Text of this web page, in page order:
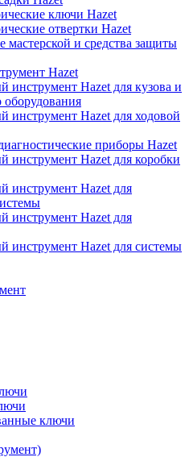
ключи Hazet
отвертки Hazet
мастерской и средства защиты
Hazet
инструмент Hazet для кузова и
оборудования
инструмент Hazet для ходовой
приборы Hazet
инструмент Hazet для коробки
инструмент Hazet для
инструмент Hazet для
инструмент Hazet для системы
ключи